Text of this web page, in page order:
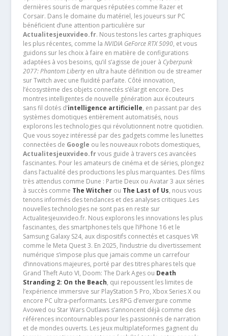
dernières souris de marques réputées comme Razer et
Corsair. Dans le domaine du matériel, les joueurs sur PC
bénéficient d’une attention particulière sur
Actualitesjeuxvideo.fr. Nous testons les cartes graphiques
les plus récentes, comme la NVIDIA GeForce RTX 5090, et vous
guidons sur les choix à faire en matière de configurations
adaptées à vos besoins, qu’il s’agisse de jouer à Cyberpunk
2077: Phantom Libertyen ultra haute définition ou de streamer
sur Twitch avec une fluidité parfaite. Côté innovation,
l’écosystème des objets connectés s’élargit encore. Des
montres intelligentes de nouvelle génération aux écouteurs
sans fil dotés d’intelligence artificielle, en passant par des
systèmes domotiques entièrement automatisés, nous
explorons les technologies qui révolutionnent notre quotidien.
Que vous soyez intéressé par des gadgets comme les lunettes
connectées de Google ou les nouveaux robots domestiques,
Actualitesjeuxvideo.frvous guide à travers ces avancées
fascinantes. Pour les amateurs de cinéma et de séries, plongez
dans l’actualité des productions les plus marquantes. Des films
très attendus comme Dune : Partie Deux ou Avatar 3 aux séries
à succès comme The Witcherou The Last of Us, nous vous
tenons informés des tendances et des analyses critiques .Les
nouvelles technologies ne sont pas en reste sur
Actualitesjeuxvideo.fr. Nous explorons les innovations les plus
fascinantes, des smartphones tels que l’iPhone 16 et le
Samsung Galaxy S24, aux dispositifs connectés et casques VR
comme le Meta Quest 3. En 2025, l’industrie du divertissement
numérique s’impose plus que jamais comme un carrefour
d’innovations majeures, porté par des titres phares tels que
Grand Theft Auto VI, Doom: The Dark Ages ou Death
Stranding 2: On the Beach, qui repoussent les limites de
l’expérience immersive sur PlayStation 5 Pro, Xbox Series X ou
encore PC ultra-performants. Les RPG d’envergure comme
Avowed ou Star Wars Outlaws s’annoncent déjà comme des
références incontournables pour les passionnés de narration
et de mondes ouverts. Les jeux multiplateformes gagnent du